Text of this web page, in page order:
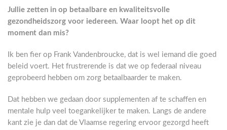
Jullie zetten in op betaalbare en kwaliteitsvolle
gezondheidszorg voor iedereen. Waar loopt het op dit
moment dan mis?
Ik ben fier op Frank Vandenbroucke, dat is wel iemand die goed
beleid voert. Het frustrerende is dat we op federaal niveau
geprobeerd hebben om zorg betaalbaarder te maken.
Dat hebben we gedaan door supplementen af te schaffen en
mentale hulp veel toegankelijker te maken. Langs de andere
kant zie je dan dat de Vlaamse regering ervoor gezorgd heeft